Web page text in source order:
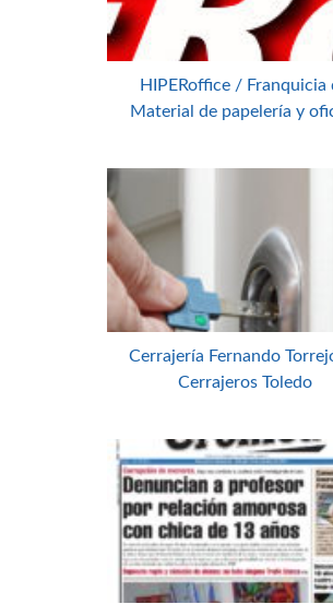
HIPERoffice / Franquicia
Material de papelería y
Cerrajería Fernando
Cerrajeros Toledo